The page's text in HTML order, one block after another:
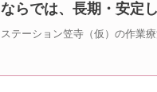
ならでは、長期・安定
ステーション笠寺（仮）の作業